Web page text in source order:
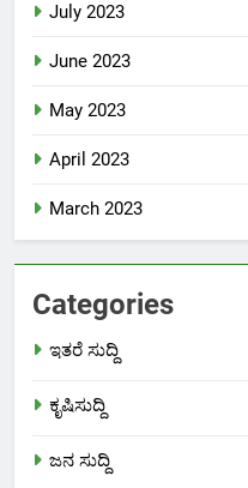
July 2023
June 2023
May 2023
April 2023
March 2023
Categories
ಇತರೆ ಸುದ್ದಿ
ಕೃಷಿಸುದ್ದಿ
ಜನ ಸುದ್ದಿ